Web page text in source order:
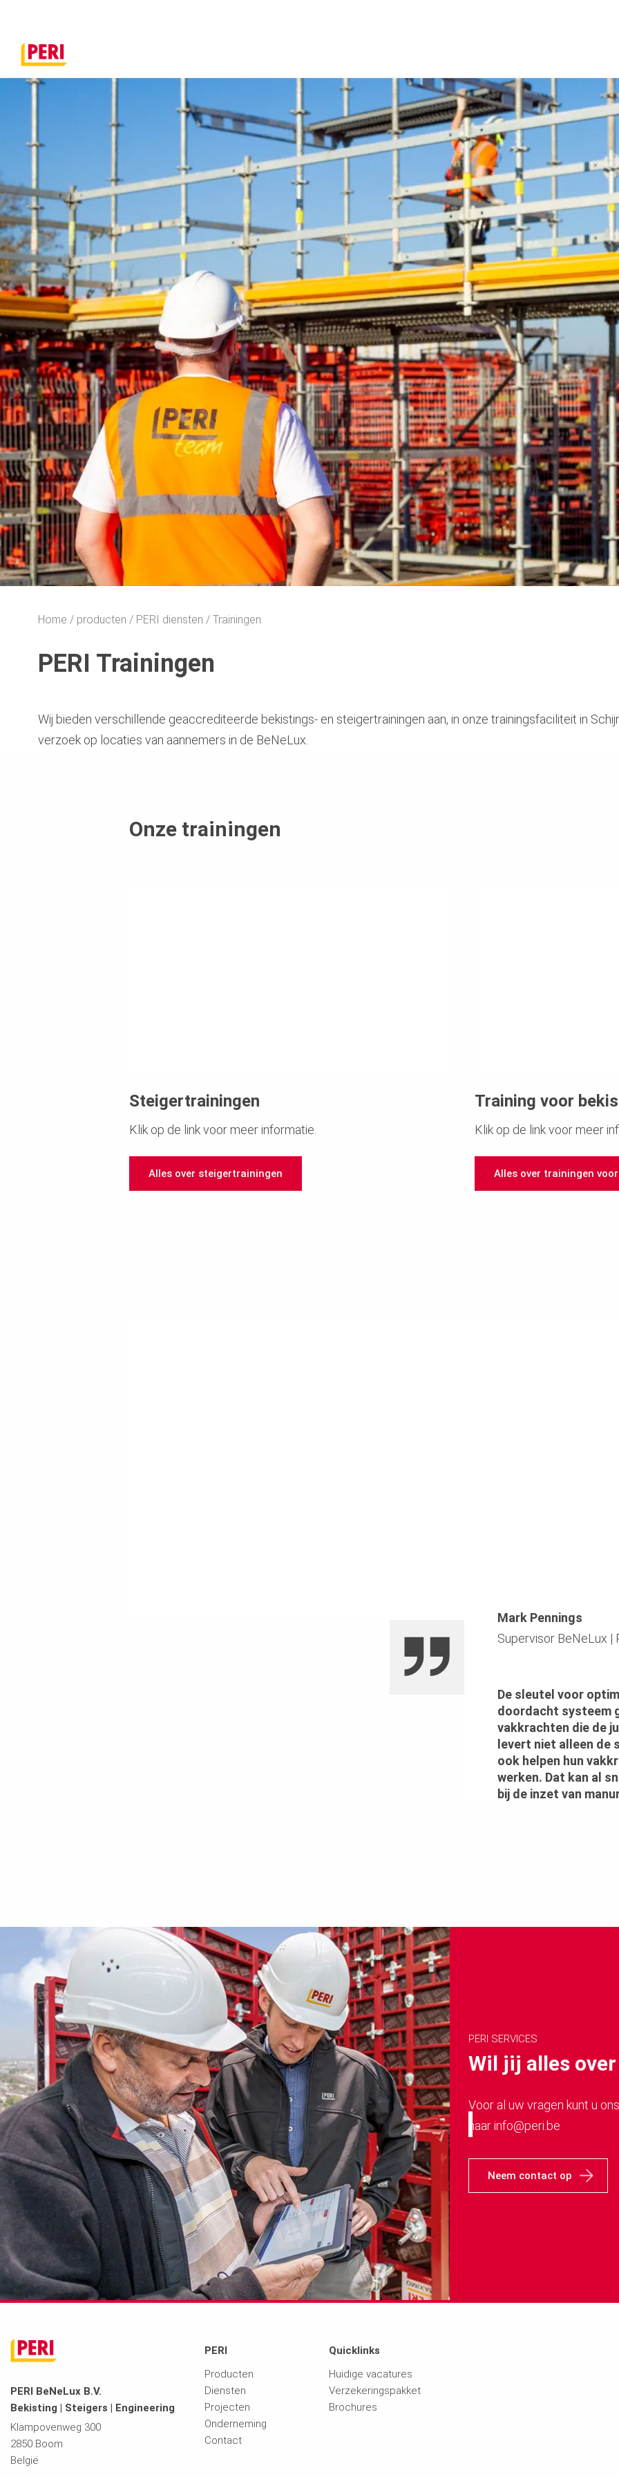
Home producten PERI diensten Trainingen
PERI Trainingen
Wij bieden verschillende geaccrediteerde bekistings- en steigertrainingen aan, in onze trainingsfaciliteit in
verzoek op locaties van aannemers in de BeNeLux.
Onze trainingen
Steigertrainingen
Klik op de link voor meer informatie.
Alles over steigertrainingen
Training voor
Klik op de link voor meer
Alles over trainingen
Mark Pennings
Supervisor BeNeLux |
De sleutel voor
doordacht systeem
vakkrachten die de
levert niet alleen de
ook helpen hun
werken. Dat kan al
bij de inzet van
PERI SERVICES
Wil jij alles
Voor al uw vragen kunt u
naar info@peri.be
Neem contact op
PERI BeNeLux B.V.
Bekisting | Steigers | Engineering
Klampovenweg 300
2850 Boom
België
PERI
Producten
Diensten
Projecten
Onderneming
Contact
Quicklinks
Huidige vacatures
Verzekeringspakket
Brochures